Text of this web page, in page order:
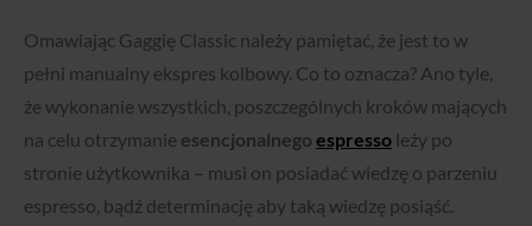
Omawiając Gaggię Classic należy pamiętać, że jest to w
pełni manualny ekspres kolbowy. Co to oznacza? Ano tyle,
że wykonanie wszystkich, poszczególnych kroków mających
na celu otrzymanie esencjonalnego espresso leży po
stronie użytkownika – musi on posiadać wiedzę o parzeniu
espresso, bądź determinację aby taką wiedzę posiąść.